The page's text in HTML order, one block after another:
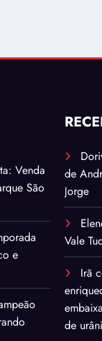
Venda
São
e
de
Jorge
Vale
Irã
de